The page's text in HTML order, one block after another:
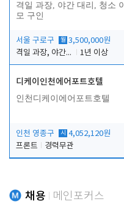
격일 과장, 야간 대리, 청소 이
모 구인
서울 구로구 월 3,500,000원
격일 과장, 야간 대리, 청소 이모
1년 이상
디케이인천에어포트호텔
인천디케이에어포트호텔
인천 영종구 시 4,052,120원
프론트
경력무관
채용 메인포커스